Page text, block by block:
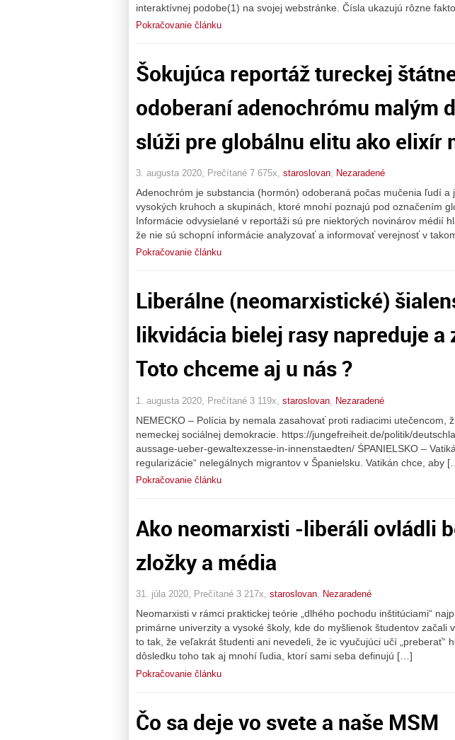
interaktívnej podobe(1) na svojej webstránke. Čísla ukazujú rôzne
Pokračovanie článku
Šokujúca reportáž tureckej
odoberaní adenochrómu malým
slúži pre globálnu elitu ako elixír
3. augusta 2020, Prečítané 7 675x, staroslovan, Nezaradené
Adenochróm je substancia (hormón) odoberaná počas mučenia ľudí a
vysokých kruhoch a skupinách, ktoré mnohí poznajú pod označením
Informácie odvysielané v reportáži sú pre niektorých novinárov médií
že nie sú schopní informácie analyzovať a informovať verejnosť v
Pokračovanie článku
Liberálne (neomarxistické)
likvidácia bielej rasy napreduje a
Toto chceme aj u nás ?
1. augusta 2020, Prečítané 3 119x, staroslovan Nezaradené
NEMECKO – Polícia by nemala zasahovať proti radiacimi utečencom,
nemeckej sociálnej demokracie. https://jungefreiheit.de/politik/
aussage-ueber-gewaltexzesse-in-innenstaedten/ ŚPANIELSKO –
regularizácie“ nelegálnych migrantov v Španielsku. Vatikán chce, aby
Pokračovanie článku
Ako neomarxisti -liberáli ovládli
zložky a média
31. júla 2020, Prečítané 3 217x, staroslovan, Nezaradené
Neomarxisti v rámci praktickej teórie „dlhého pochodu inštitúciami“
primárne univerzity a vysoké školy, kde do myšlienok študentov začali
to tak, že veľakrát študenti ani nevedeli, že ic vyučujúci učí „preberať“
dôsledku toho tak aj mnohí ľudia, ktorí sami seba definujú […]
Pokračovanie článku
Čo sa deje vo svete a naše MSM